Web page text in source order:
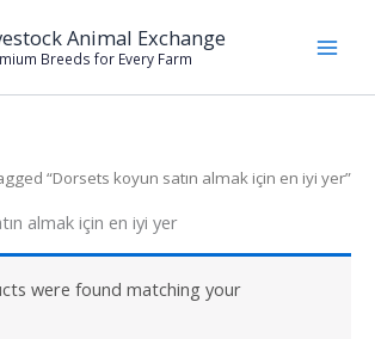
Animal Exchange
Breeds for Every Farm
“Dorsets koyun satın almak için en iyi yer”
almak için en iyi yer
were found matching your